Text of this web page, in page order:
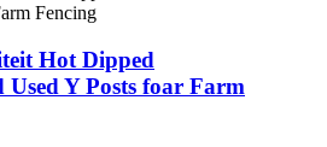
Hot Dipped
Used Y Posts foar Farm